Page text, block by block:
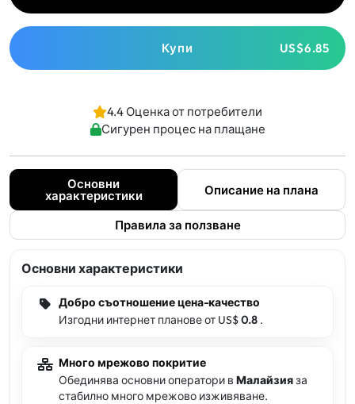
Купи US$6.85
4.4 Оценка от потребители
Сигурен процес на плащане
Основни
характеристики Описание на плана
Правила за ползване
Основни характеристики
Добро съотношение цена-качество
Изгодни интернет планове от US$0.8 .
Много мрежово покритие
Обединява основни оператори в Малайзияза
стабилно много мрежово изживяване.